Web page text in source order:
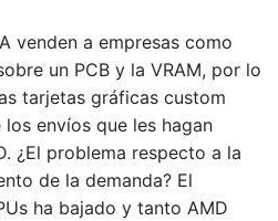
venden a empresas como
un PCB y la VRAM, por lo
tarjetas gráficas custom
envíos que les hagan
¿El problema respecto a la
de la demanda? El
ha bajado y tanto AMD